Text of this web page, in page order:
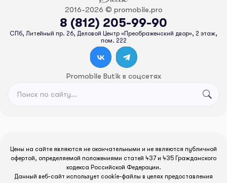
2016-2026 © promobile.pro
8 (812) 205-99-90
СПб, Литейный пр. 26, Деловой Центр «Преображенский двор», 2 этаж,
пом. 222
Promobile Butik в соцсетях
Цены на сайте являются не окончательными и не являются публичной
офертой, определяемой положениями статей 437 и 435 Гражданского
кодекса Российской Федерации.
Данный веб-сайт использует cookie-файлы в целях предоставления